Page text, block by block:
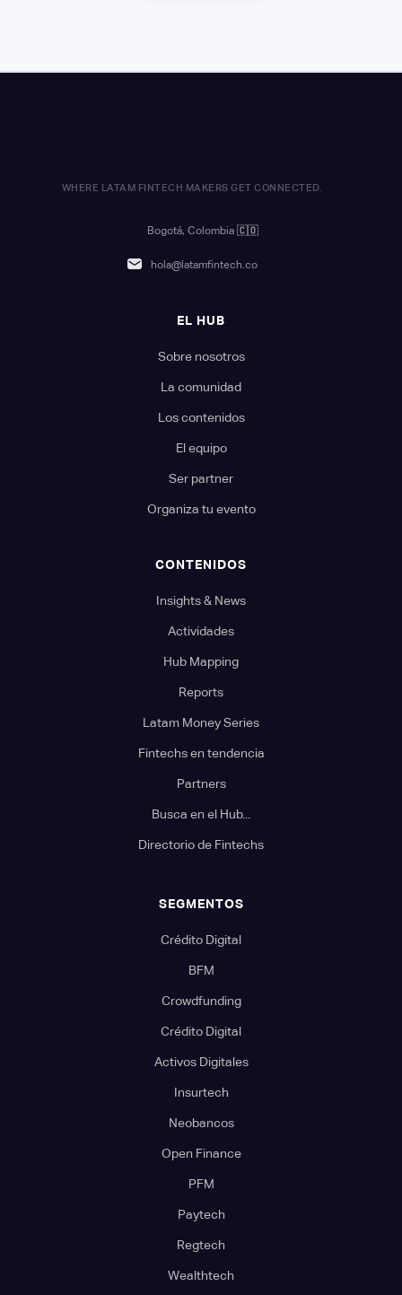
WHERE LATAM FINTECH MAKERS GET CONNECTED.
Bogotá, Colombia 🇨🇴
hola@latamfintech.co
EL HUB
Sobre nosotros
La comunidad
Los contenidos
El equipo
Ser partner
Organiza tu evento
CONTENIDOS
Insights & News
Actividades
Hub Mapping
Reports
Latam Money Series
Fintechs en tendencia
Partners
Busca en el Hub...
Directorio de Fintechs
SEGMENTOS
Crédito Digital
BFM
Crowdfunding
Crédito Digital
Activos Digitales
Insurtech
Neobancos
Open Finance
PFM
Paytech
Regtech
Wealthtech